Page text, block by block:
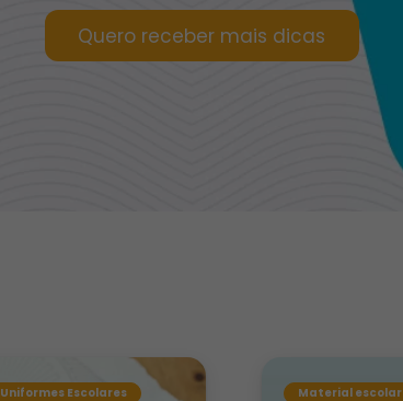
Quero receber mais dicas
Uniformes Escolares Material escolar